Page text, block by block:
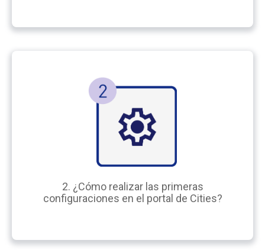
2. ¿Cómo realizar las primeras
configuraciones en el portal de Cities?